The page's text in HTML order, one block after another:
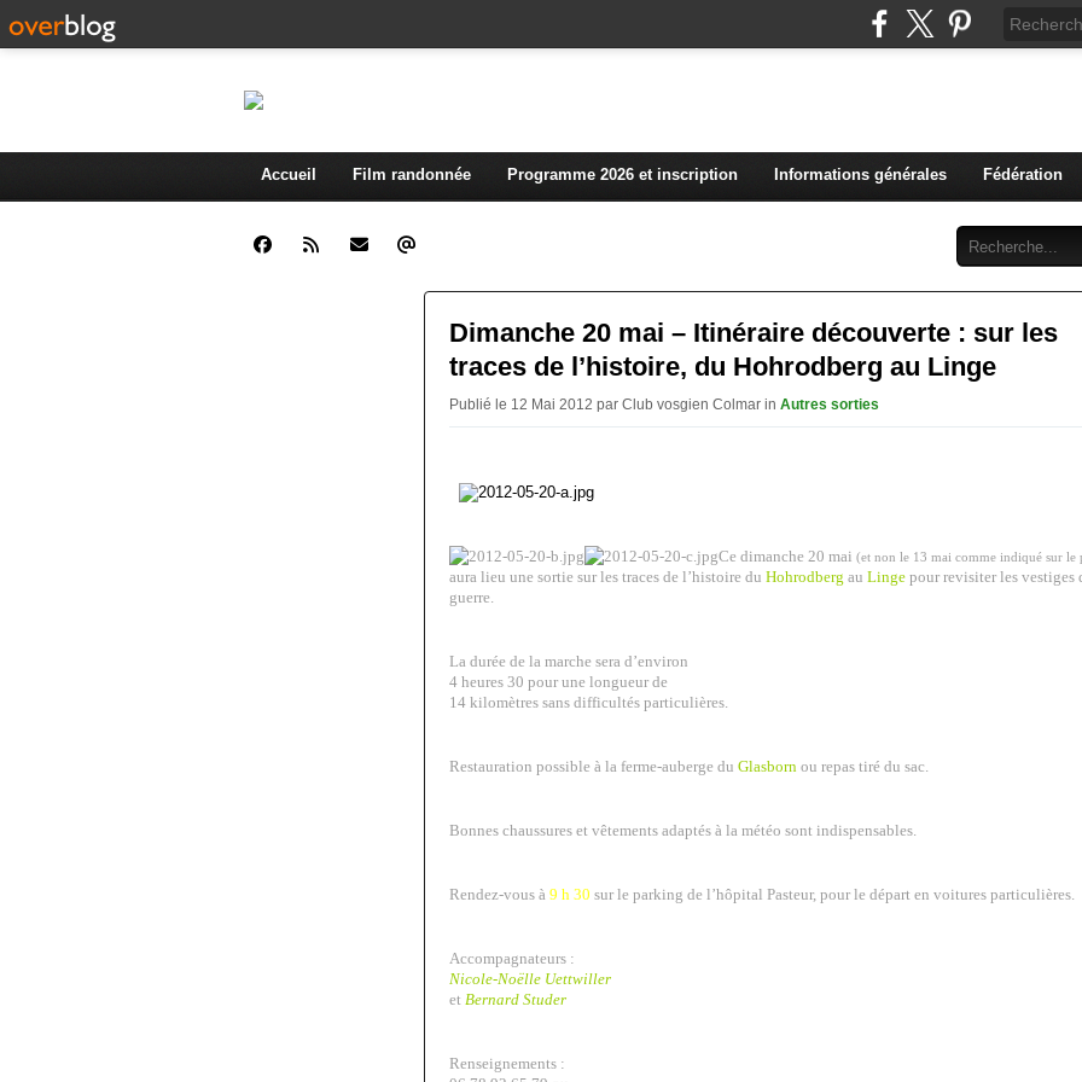
Accueil Film randonnée Programme 2026 et inscription Informations générales Fédération
Dimanche 20 mai – Itinéraire découverte : sur les
traces de l’histoire, du Hohrodberg au Linge
Publié le 12 Mai 2012 par Club vosgien Colmar in Autres sorties
Ce dimanche 20 mai (et non le 13 mai comme indiqué sur le
aura lieu une sortie sur les traces de l’histoire du Hohrodberg au Linge pour revisiter les vestiges
guerre.
La durée de la marche sera d’environ
4 heures 30 pour une longueur de
14 kilomètres sans difficultés particulières.
Restauration possible à la ferme-auberge du Glasborn ou repas tiré du sac.
Bonnes chaussures et vêtements adaptés à la météo sont indispensables.
Rendez-vous à 9 h 30 sur le parking de l’hôpital Pasteur, pour le départ en voitures particulières.
Accompagnateurs :
Nicole-Noëlle Uettwiller
et Bernard Studer
Renseignements :